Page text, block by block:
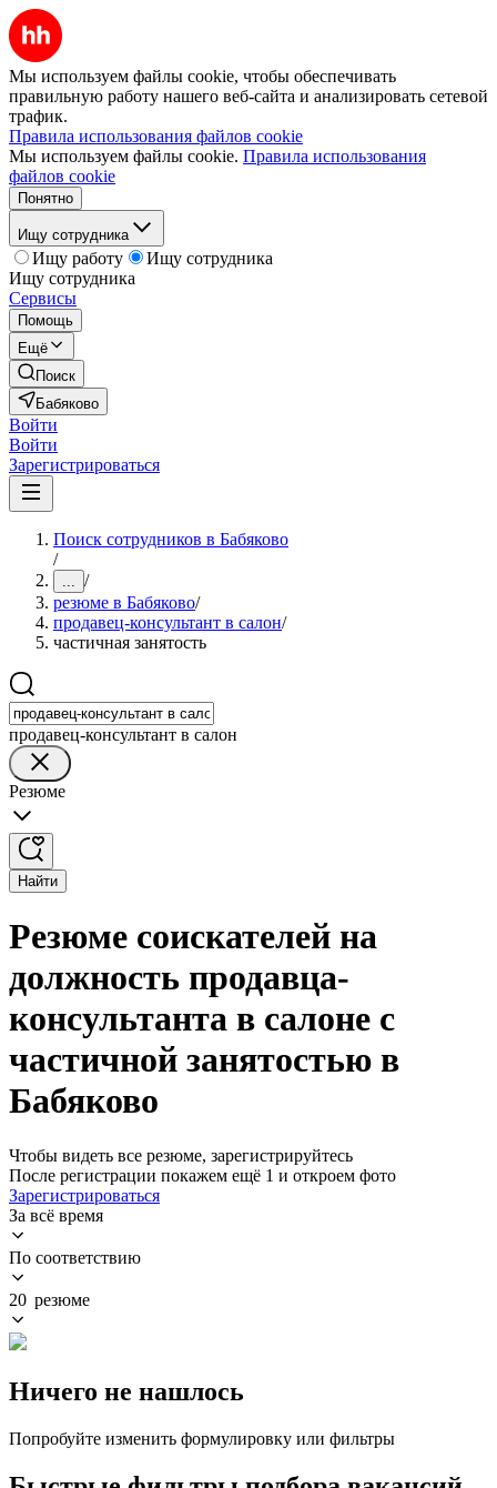
Мы используем файлы cookie, чтобы обеспечивать
правильную работу нашего веб-сайта и анализировать сетевой
трафик.
Правила использования файлов cookie
Мы используем файлы cookie. Правила использования
файлов cookie
Понятно
Ищу сотрудника
Ищу работу
Ищу сотрудника
Ищу сотрудника
Сервисы
Помощь
Ещё
Поиск
Бабяково
Войти
Войти
Зарегистрироваться
Поиск сотрудников в Бабяково
/
... /
резюме в Бабяково/
продавец-консультант в салон/
частичная занятость
продавец-консультант в салон
Резюме
Найти
Резюме соискателей на
должность продавца-
консультанта в салоне с
частичной занятостью в
Бабяково
Чтобы видеть все резюме, зарегистрируйтесь
После регистрации покажем ещё 1 и откроем фото
Зарегистрироваться
За всё время
По соответствию
20 резюме
Ничего не нашлось
Попробуйте изменить формулировку или фильтры